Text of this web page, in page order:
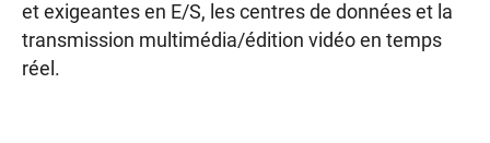
et exigeantes en E/S, les centres de données et la
transmission multimédia/édition vidéo en temps
réel.